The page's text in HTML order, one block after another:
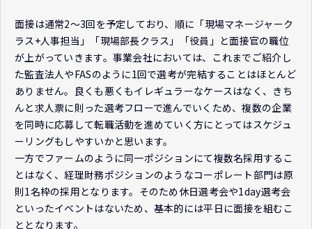
面接は通常2～3回を予定しており、順に「現場マネージャーク
ラス+人事担当」「現場部長クラス」「役員」と面接官の職位
が上がっていきます。事業会社においては、これまでご紹介し
た監査法人やFASのように1回で選考が完結することはほとんど
ありません。良くも悪くもイレギュラーなケースはなく、きち
んと求人票に則った選考フローで進んでいくため、複数の企業
を同時に応募して転職活動を進めていく方にとってはスケジュ
ーリングもしやすいかと思います。
一方でファームのように同一ポジションにて複数名採用するこ
とはなく、経理財務ポジションのようなコーポレート部門は原
則1名枠の採用となります。そのため休日選考会や1day選考会
といったイベントはないため、基本的には平日に面接を組むこ
ととなります。